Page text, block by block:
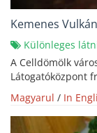
Kemenes
Különleges
A Celldömölk
Látogatóközpont
Magyarul / In